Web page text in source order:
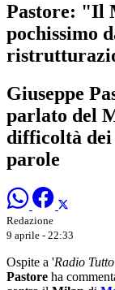
Pastore: "Il
pochissimo
Giuseppe
parlato del
difficoltà dei
parole
Redazione
9 aprile - 22:33
Ospite a 'Radio
Pastore ha